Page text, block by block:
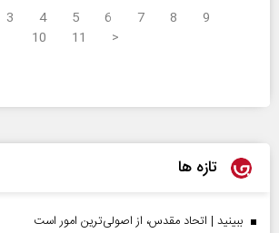
3 4 5 6 7 8
9
10
11 >
تازه ها
ببینید | اتحاد مقدس، از اصولی‌ترین امور است